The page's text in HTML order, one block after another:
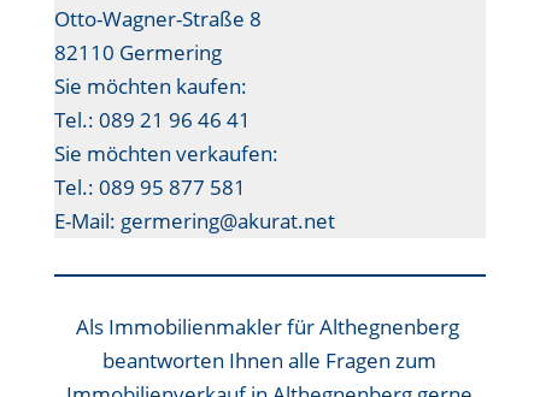
Otto-Wagner-Straße 8
82110 Germering
Sie möchten kaufen:
Tel.: 089 21 96 46 41
Sie möchten verkaufen:
Tel.: 089 95 877 581
E-Mail: germering@akurat.net
Als Immobilienmakler für Althegnenberg
beantworten Ihnen alle Fragen zum